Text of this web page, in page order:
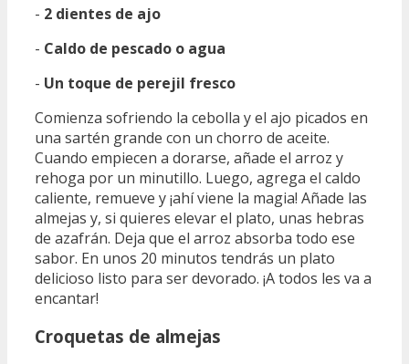
- 2 dientes de ajo
- Caldo de pescado o agua
- Un toque de perejil fresco
Comienza sofriendo la cebolla y el ajo picados en
una sartén grande con un chorro de aceite.
Cuando empiecen a dorarse, añade el arroz y
rehoga por un minutillo. Luego, agrega el caldo
caliente, remueve y ¡ahí viene la magia! Añade las
almejas y, si quieres elevar el plato, unas hebras
de azafrán. Deja que el arroz absorba todo ese
sabor. En unos 20 minutos tendrás un plato
delicioso listo para ser devorado. ¡A todos les va a
encantar!
Croquetas de almejas